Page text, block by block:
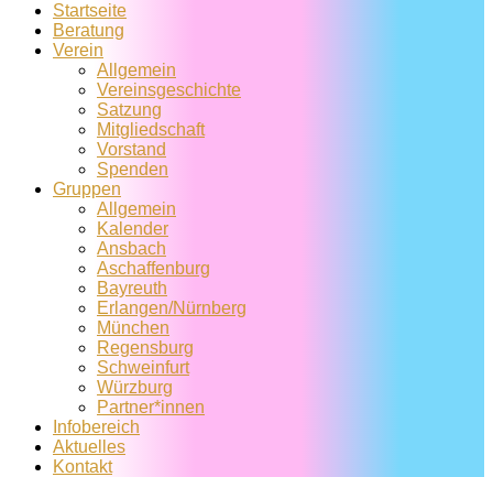
Startseite
Beratung
Verein
Allgemein
Vereins­geschichte
Satzung
Mitglied­schaft
Vorstand
Spenden
Gruppen
Allgemein
Kalender
Ansbach
Aschaffenburg
Bayreuth
Erlangen/Nürnberg
München
Regensburg
Schweinfurt
Würzburg
Partner*innen
Infobereich
Aktuelles
Kontakt